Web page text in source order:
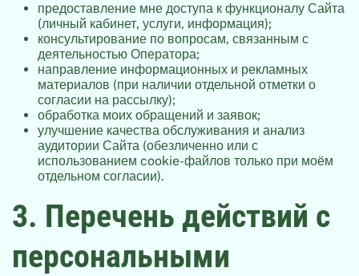
предоставление мне доступа к функционалу Сайта
(личный кабинет, услуги, информация);
консультирование по вопросам, связанным с
деятельностью Оператора;
направление информационных и рекламных
материалов (при наличии отдельной отметки о
согласии на рассылку);
обработка моих обращений и заявок;
улучшение качества обслуживания и анализ
аудитории Сайта (обезличенно или с
использованием cookie-файлов только при моём
отдельном согласии).
3. Перечень действий с
персональными